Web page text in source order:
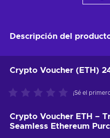
Descripción del
Crypto Voucher (ETH)
¡Sé el
Crypto Voucher ETH –
Seamless Ethereum